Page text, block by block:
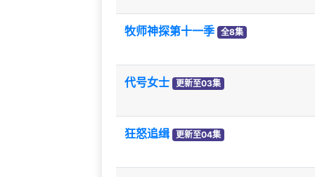
牧师神探第十一季 全8集
代号女士 更新至03集
狂怒追缉 更新至04集